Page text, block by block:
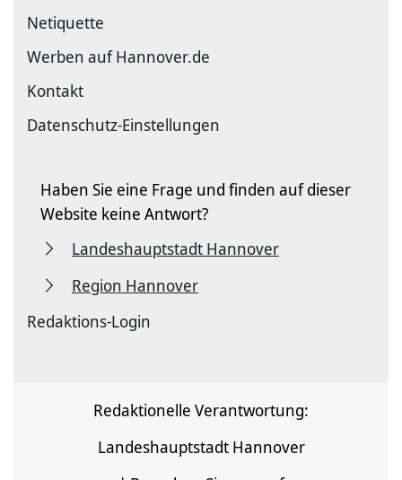
Netiquette
Werben auf Hannover.de
Kontakt
Datenschutz-Einstellungen
Haben Sie eine Frage und finden auf dieser
Website keine Antwort?
Landeshauptstadt Hannover
Region Hannover
Redaktions-Login
Redaktionelle Verantwortung:
Landeshauptstadt Hannover